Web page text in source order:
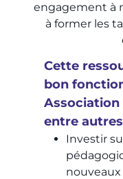
engagement à
à former les
Cette
bon
Association
entre
Investir